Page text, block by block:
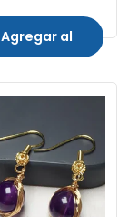
Agregar al